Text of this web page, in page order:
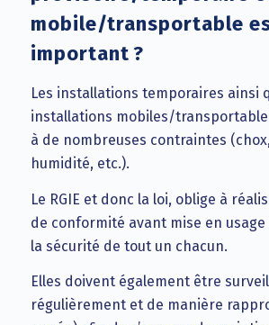
mobile/transportable
important ?
Les installations temporaires ainsi
installations mobiles/transportable
à de nombreuses contraintes
humidité, etc.).
Le RGIE et donc la loi, oblige à
de conformité avant mise en usage
la sécurité de tout un chacun.
Elles doivent également être
régulièrement et de manière